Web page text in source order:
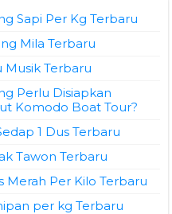
Sapi Per Kg Terbaru
Mila Terbaru
Musik Terbaru
Perlu Disiapkan
Komodo Boat Tour?
1 Dus Terbaru
Tawon Terbaru
Merah Per Kilo Terbaru
per kg Terbaru